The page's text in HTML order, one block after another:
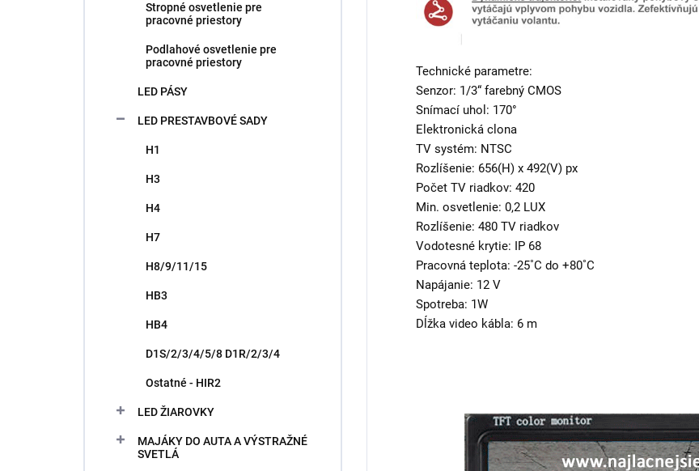
Stropné osvetlenie pre
pracovné priestory
Podlahové osvetlenie pre
pracovné priestory
LED PÁSY
LED PRESTAVBOVÉ SADY
H1
H3
H4
H7
H8/9/11/15
HB3
HB4
D1S/2/3/4/5/8 D1R/2/3/4
Ostatné - HIR2
LED ŽIAROVKY
MAJÁKY DO AUTA A VÝSTRAŽNÉ
SVETLÁ
Technické parametre:
Senzor: 1/3“ farebný CMOS
Snímací uhol: 170°
Elektronická clona
TV systém: NTSC
Rozlíšenie: 656(H) x 492(V) px
Počet TV riadkov: 420
Min. osvetlenie: 0,2 LUX
Rozlíšenie: 480 TV riadkov
Vodotesné krytie: IP 68
Pracovná teplota: -25˚C do +80˚C
Napájanie: 12 V
Spotreba: 1W
Dĺžka video kábla: 6 m